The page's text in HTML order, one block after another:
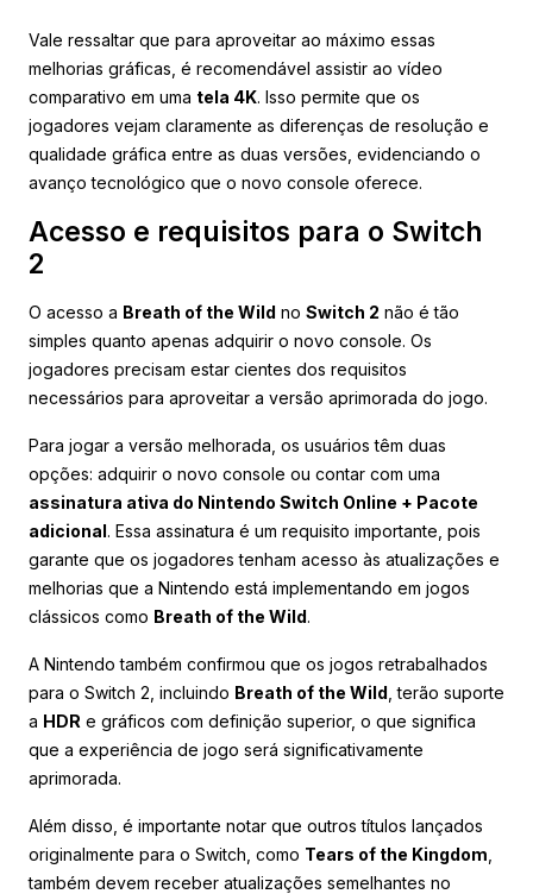
Vale ressaltar que para aproveitar ao máximo essas
melhorias gráficas, é recomendável assistir ao vídeo
comparativo em uma tela 4K. Isso permite que os
jogadores vejam claramente as diferenças de resolução e
qualidade gráfica entre as duas versões, evidenciando o
avanço tecnológico que o novo console oferece.
Acesso e requisitos para o Switch
2
O acesso a Breath of the Wild no Switch 2 não é tão
simples quanto apenas adquirir o novo console. Os
jogadores precisam estar cientes dos requisitos
necessários para aproveitar a versão aprimorada do jogo.
Para jogar a versão melhorada, os usuários têm duas
opções: adquirir o novo console ou contar com uma
assinatura ativa do Nintendo Switch Online + Pacote
adicional. Essa assinatura é um requisito importante, pois
garante que os jogadores tenham acesso às atualizações e
melhorias que a Nintendo está implementando em jogos
clássicos como Breath of the Wild.
A Nintendo também confirmou que os jogos retrabalhados
para o Switch 2, incluindo Breath of the Wild , terão suporte
a HDR e gráficos com definição superior, o que significa
que a experiência de jogo será significativamente
aprimorada.
Além disso, é importante notar que outros títulos lançados
originalmente para o Switch, como Tears of the Kingdom
também devem receber atualizações semelhantes no